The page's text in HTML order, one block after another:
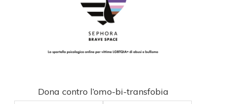
Dona contro l’omo-bi-transfobia